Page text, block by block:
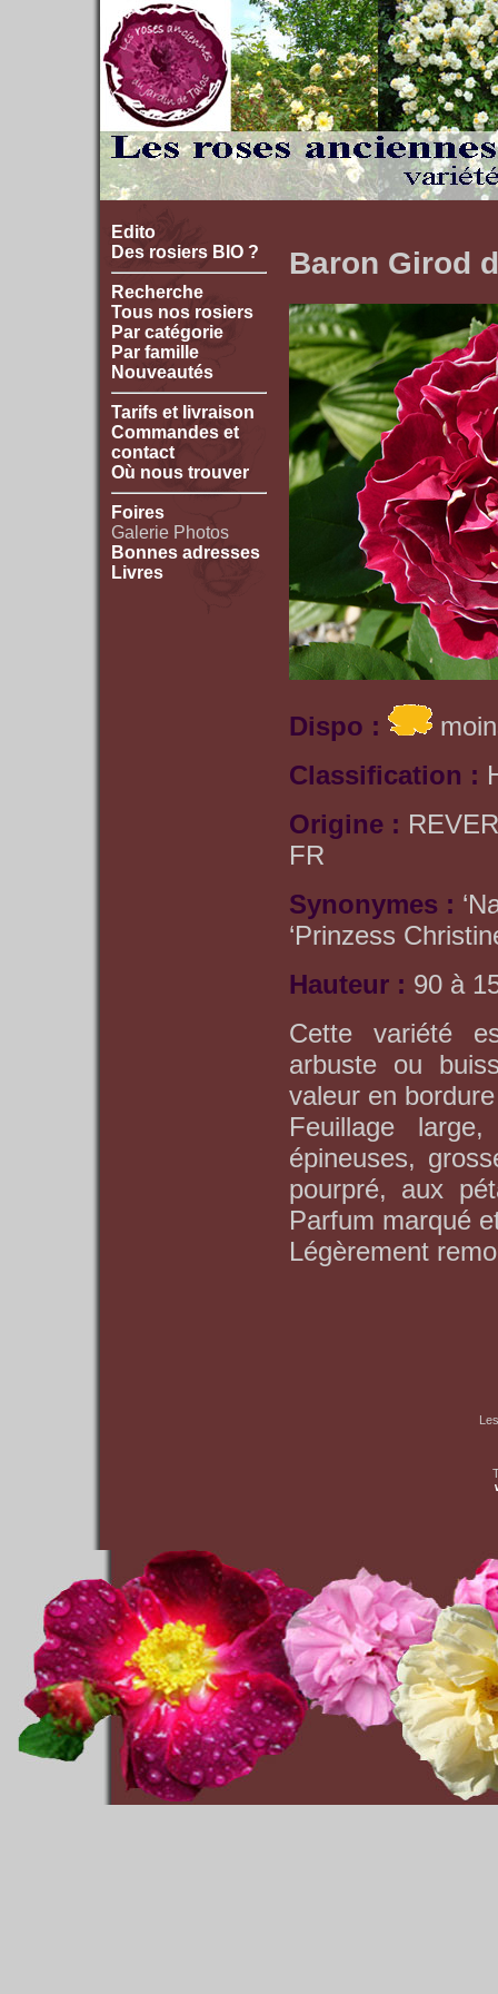
Edito
Des rosiers BIO ?
Recherche
Tous nos rosiers
Par catégorie
Par famille
Nouveautés
Tarifs et livraison
Commandes et
contact
Où nous trouver
Foires
Galerie Photos
Bonnes adresses
Livres
Baron Girod
Dispo :
Classification :
Origine :
FR
Synonymes :
‘Prinzess
Hauteur : 90 à
Cette variété
arbuste ou
valeur en
Feuillage
épineuses,
pourpré, aux
Parfum marqué
Légèrement